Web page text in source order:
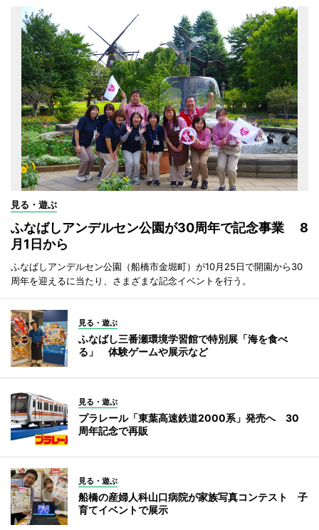
見る・遊ぶ
ふなばしアンデルセン公園が30周年で記念事業 8
月1日から
ふなばしアンデルセン公園（船橋市金堀町）が10月25日で開園から30
周年を迎えるに当たり、さまざまな記念イベントを行う。
見る・遊ぶ
ふなばし三番瀬環境学習館で特別展「海を食べ
る」 体験ゲームや展示など
見る・遊ぶ
プラレール「東葉高速鉄道2000系」発売へ 30
周年記念で再販
見る・遊ぶ
船橋の産婦人科山口病院が家族写真コンテスト 子
育てイベントで展示